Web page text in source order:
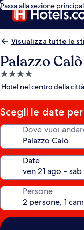
Passa alla sezione
Visualizza tutte le
Palazzo Calò
Struttura
a
stelle
Hotel nel centro della
Scegli le date
Dove vuoi
Date
Persone